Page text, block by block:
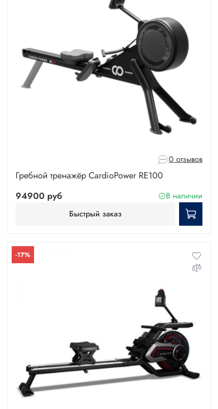
0 отзывов
Гребной тренажёр CardioPower RE100
94900 руб
В наличии
Быстрый заказ
-17%